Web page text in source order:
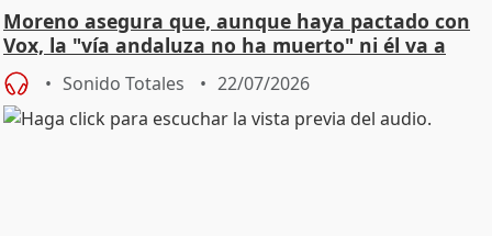
Moreno asegura que, aunque haya pactado con
Vox, la "vía andaluza no ha muerto" ni él va a
"cambiar"
Sonido Totales 22/07/2026